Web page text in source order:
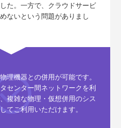
た。一方で、クラウドサービ
ないという問題がありまし
理機器との併用が可能です。
センター間ネットワークを利
複雑な物理・仮想併用のシス
てご利用いただけます。